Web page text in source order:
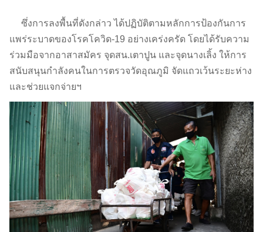
ซึ่งการลงพื้นที่ดังกล่าว ได้ปฏิบัติตามหลักการป้องกันการ
แพร่ระบาดของโรคโควิด-19 อย่างเคร่งครัด โดยได้รับความ
ร่วมมือจากอาสาสมัคร จุดสน.เตาปูน และจุดนางเลิ้ง ให้การ
สนับสนุนกำลังคนในการตรวจวัดอุณภูมิ จัดแถวเว้นระยะห่าง
และช่วยแจกจ่ายฯ